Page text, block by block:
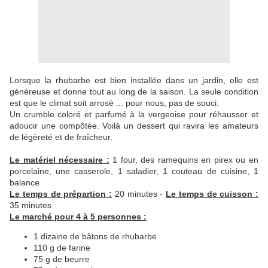
Lorsque la rhubarbe est bien installée dans un jardin, elle est
généreuse et donne tout au long de la saison. La seule condition
est que le climat soit arrosé ... pour nous, pas de souci.
Un crumble coloré et parfumé à la vergeoise pour réhausser et
adoucir une compôtée. Voilà un dessert qui ravira les amateurs
de légèreté et de fraîcheur.
Le matériel nécessaire : 1 four, des ramequins en pirex ou en
porcelaine, une casserole, 1 saladier, 1 couteau de cuisine, 1
balance
Le temps de prépartion : 20 minutes - Le temps de cuisson :
35 minutes
Le marché pour 4 à 5 personnes :
1 dizaine de bâtons de rhubarbe
110 g de farine
75 g de beurre